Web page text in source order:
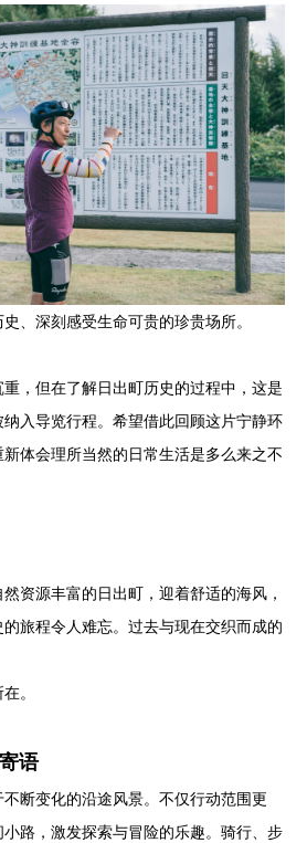
、深刻感受生命可贵的珍贵场所。
，但在了解日出町历史的过程中，这是
入导览行程。希望借此回顾这片宁静环
体会理所当然的日常生活是多么来之不
资源丰富的日出町，迎着舒适的海风，
旅程令人难忘。过去与现在交织而成的
。
语
断变化的沿途风景。不仅行动范围更
路，激发探索与冒险的乐趣。骑行、步